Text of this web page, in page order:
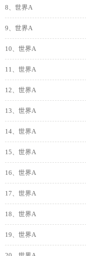
8、世界A
9、世界A
10、世界A
11、世界A
12、世界A
13、世界A
14、世界A
15、世界A
16、世界A
17、世界A
18、世界A
19、世界A